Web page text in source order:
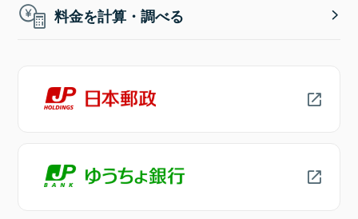
料金を計算・調べる